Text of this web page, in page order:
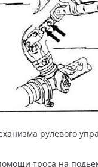
рулевого
троса на